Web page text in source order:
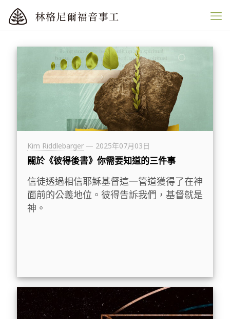
Kim Riddlebarger — 2025年07月03日
關於《彼得後書》你需要知道的三件事
信徒透過相信耶穌基督這一管道獲得了在神
面前的公義地位。彼得告訴我們，基督就是
神。